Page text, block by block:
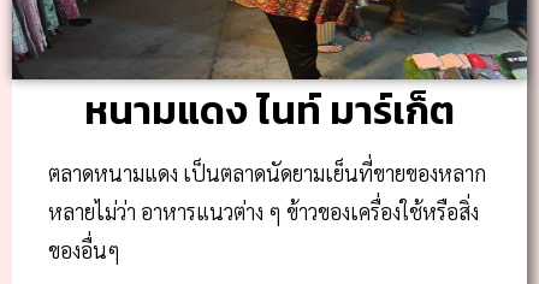
หนามแดง ไนท์ มาร์เก็ต
ตลาดหนามแดง เป็นตลาดนัดยามเย็นที่ขายของหลาก
หลายไม่ว่า อาหารแนวต่าง ๆ ข้าวของเครื่องใช้หรือสิ่ง
ของอื่นๆ